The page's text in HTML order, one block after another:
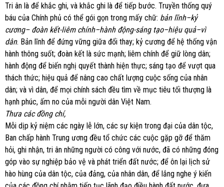
Tri ân là để khắc ghi, và khắc ghi là để tiếp bước. Truyền thống quý
báu của Chính phủ có thể gói gọn trong mấy chữ: bản lĩnh–kỷ
cương– đoàn kết-liêm chính–hành động-sáng tạo–hiệu quả–vì
dân. Bản lĩnh để đứng vững giữa đổi thay; kỷ cương để hệ thống vận
hành thông suốt; đoàn kết là sức mạnh; liêm chính để giữ lòng dân;
hành động để biến nghị quyết thành hiện thực; sáng tạo để vượt qua
thách thức; hiệu quả để nâng cao chất lượng cuộc sống của nhân
dân; và vì dân, để mọi chính sách đều tìm về mục tiêu tối thượng là
hạnh phúc, ấm no của mỗi người dân Việt Nam.
Thưa các đồng chí,
Mỗi dịp kỷ niệm các ngày lễ lớn, các sự kiện trong đại của dân tộc,
Ban chấp hành Trung ương đều tổ chức các cuộc gặp gỡ để thăm
hỏi, ghi nhận, tri ân những người có công với nước, đã có những đóng
góp vào sự nghiệp bảo vệ và phát triển đất nước; để ôn lại lịch sử
hào hùng của dân tộc, của đảng, của nhân dân, để lắng nghe ý kiến